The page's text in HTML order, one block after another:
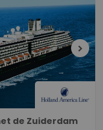
chevron_right
de Zuiderdam